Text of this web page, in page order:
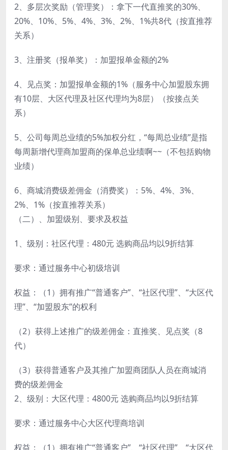
2、多层次奖励（管理奖）：拿下一代直推奖的30%、
20%、10%、5%、4%、3%、2%、1%共8代（按直推荐
关系）
3、注册奖（报单奖）：加盟报单金额的2%
4、见点奖：加盟报单金额的1%（服务中心加盟股东拥
有10层、大区代理及社区代理均为8层）（按接点关
系）
5、公司每周总业绩的5%加权分红，“每周总业绩”是指
每周新增代理商加盟商的保单总业绩啊~~（不包括购物
业绩）
6、商城消费级差佣金（消费奖）：5%、4%、3%、
2%、1%（按直推荐关系）
（二）、加盟级别、要求及权益
1、级别：社区代理：480元 选购商品均以9折结算
要求：通过服务中心初级培训
权益：（1）拥有推广“普通客户”、“社区代理”、“大区代
理”、“加盟股东”的权利
（2）获得上述推广的级差佣金：直推奖、见点奖（8
代）
（3）获得普通客户及其推广加盟商团队人员在商城消
费的级差佣金
2、级别：大区代理：4800元 选购商品均以9折结算
要求：通过服务中心大区代理商培训
权益：（1）拥有推广“普通客户”、“社区代理”、“大区代